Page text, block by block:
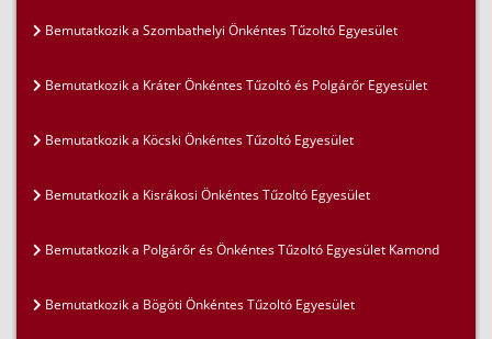
Bemutatkozik a Szombathelyi Önkéntes Tűzoltó Egyesület
Bemutatkozik a Kráter Önkéntes Tűzoltó és Polgárőr Egyesület
Bemutatkozik a Köcski Önkéntes Tűzoltó Egyesület
Bemutatkozik a Kisrákosi Önkéntes Tűzoltó Egyesület
Bemutatkozik a Polgárőr és Önkéntes Tűzoltó Egyesület Kamond
Bemutatkozik a Bögöti Önkéntes Tűzoltó Egyesület